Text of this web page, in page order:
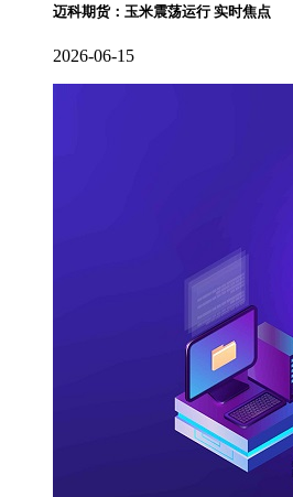
迈科期货：玉米震荡运行 实时焦点
2026-06-15